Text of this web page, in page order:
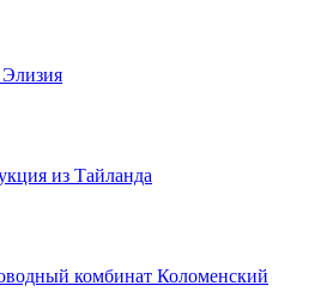
из Тайланда
комбинат Коломенский